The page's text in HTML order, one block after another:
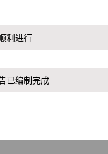
利进行
已编制完成